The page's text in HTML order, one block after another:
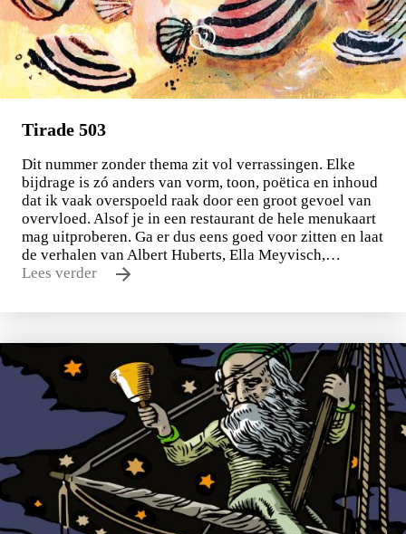
Tirade 503
Dit nummer zonder thema zit vol verrassingen. Elke
bijdrage is zó anders van vorm, toon, poëtica en inhoud
dat ik vaak overspoeld raak door een groot gevoel van
overvloed. Alsof je in een restaurant de hele menukaart
mag uitproberen. Ga er dus eens goed voor zitten en laat
de verhalen van Albert Huberts, Ella Meyvisch,…
Lees verder